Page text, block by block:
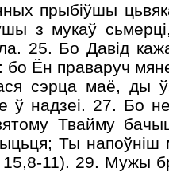
прыбіўшы
з мукаў
25. Бо Давід
бо Ён праваруч
сэрца маё, ды
ў надзеі. 27. Бо
Твайму
Ты напоўніш
11). 29. Мужы